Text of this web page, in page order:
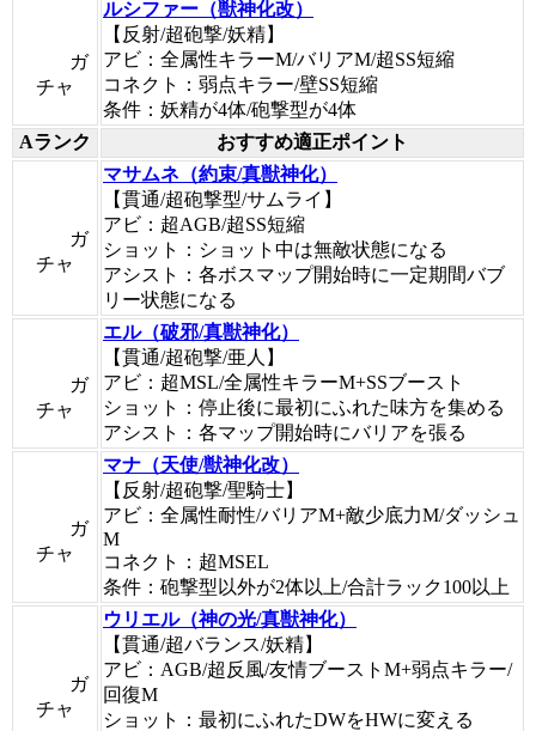
ガ
チャ
ルシファー（獣神化改）
【反射/超砲撃/妖精】
アビ：全属性キラーM/バリアM/超SS短縮
コネクト：弱点キラー/壁SS短縮
条件：妖精が4体/砲撃型が4体
Aランク
おすすめ適正ポイント
ガ
チャ
マサムネ（約束/真獣神化）
【貫通/超砲撃型/サムライ】
アビ：超AGB/超SS短縮
ショット：ショット中は無敵状態になる
アシスト：各ボスマップ開始時に一定期間バブ
リー状態になる
ガ
チャ
エル（破邪/真獣神化）
【貫通/超砲撃/亜人】
アビ：超MSL/全属性キラーM+SSブースト
ショット：停止後に最初にふれた味方を集める
アシスト：各マップ開始時にバリアを張る
ガ
チャ
マナ（天使/獣神化改）
【反射/超砲撃/聖騎士】
アビ：全属性耐性/バリアM+敵少底力M/ダッシュ
M
コネクト：超MSEL
条件：砲撃型以外が2体以上/合計ラック100以上
ガ
チャ
ウリエル（神の光/真獣神化）
【貫通/超バランス/妖精】
アビ：AGB/超反風/友情ブーストM+弱点キラー/
回復M
ショット：最初にふれたDWをHWに変える